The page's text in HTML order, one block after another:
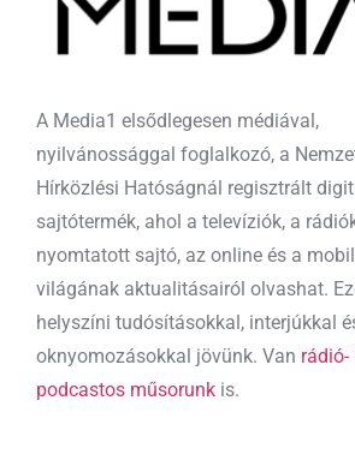
A Media1 elsődlegesen médiával,
nyilvánossággal foglalkozó, a
Hírközlési Hatóságnál regisztrált
sajtótermék, ahol a televíziók, a
nyomtatott sajtó, az online és a
világának aktualitásairól olvashat.
helyszíni tudósításokkal, interjúkkal
oknyomozásokkal jövünk. Van rádió-
podcastos műsorunk is.